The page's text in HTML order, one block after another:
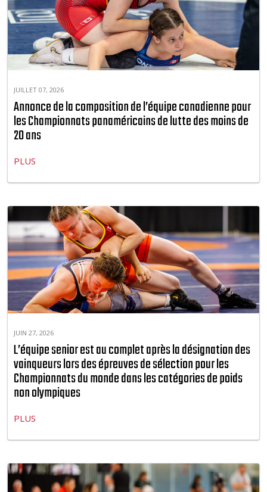
JUILLET 07, 2026
Annonce de la composition de l’équipe canadienne pour
les Championnats panaméricains de lutte des moins de
20 ans
PLUS
JUIN 27, 2026
L’équipe senior est au complet après la désignation des
vainqueurs lors des épreuves de sélection pour les
Championnats du monde dans les catégories de poids
non olympiques
PLUS